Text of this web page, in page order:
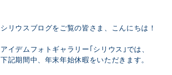
シリウスブログをご覧の皆さま、こんにちは！
アイデムフォトギャラリー｢シリウス｣では、
下記期間中、年末年始休暇をいただきます。